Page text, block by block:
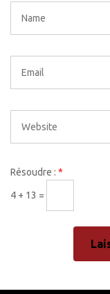
Résoudre : *
4 + 13 =